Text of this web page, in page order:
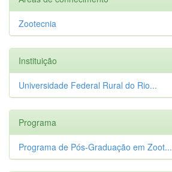
Zootecnia
Instituição
Universidade Federal Rural do Rio...
Programa
Programa de Pós-Graduação em Zoot...